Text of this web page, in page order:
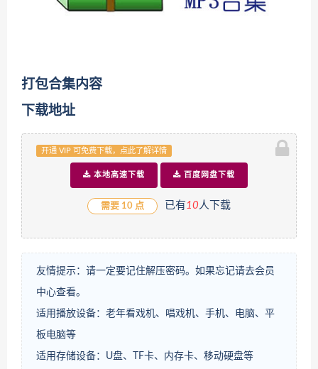
打包合集内容
下载地址
开通 VIP 可免费下载，点此了解详情
本地高速下载 百度网盘下载
需要 10 点 已有 10人下载
友情提示：请一定要记住解压密码。如果忘记请去会员
中心查看。
适用播放设备：老年看戏机、唱戏机、手机、电脑、平
板电脑等
适用存储设备：U盘、TF卡、内存卡、移动硬盘等